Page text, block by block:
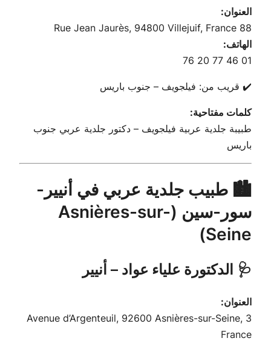
العنوان:
88 Rue Jean Jaurès, 94800 Villejuif, France
الهاتف:
01 46 77 20 76
✔️ قريب من: فيلجويف – جنوب باريس
كلمات مفتاحية:
طبيبة جلدية عربية فيلجويف – دكتور جلدية عربي جنوب
باريس
🏙️ طبيب جلدية عربي في أنيير-
سور-سين (Asnières-sur-
Seine)
🩺 الدكتورة علياء عواد – أنيير
العنوان:
3 Avenue d’Argenteuil, 92600 Asnières-sur-Seine,
France